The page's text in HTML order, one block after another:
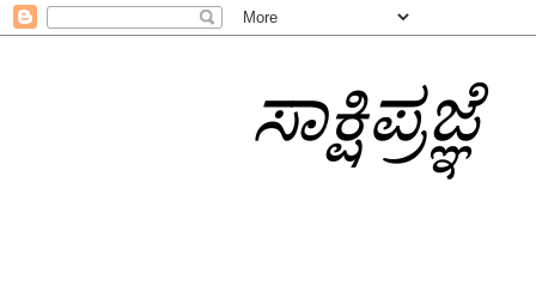
ಸಾಕ್ಷಿಪ್ರಜ್ಞೆ